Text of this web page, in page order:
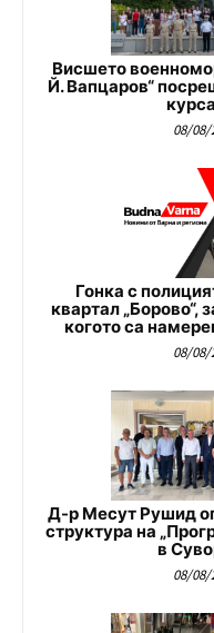
Висшето
Й. Вапцаров“
08/08/
Гонка с
квартал
когото са
08/08/
Д-р Месут Рушид
структура на
в
08/08/